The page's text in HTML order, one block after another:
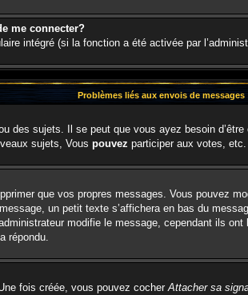
me connecter?
intégré (si la fonction a été activée par
Problèmes liés aux envois de messages
des sujets. Il se peut que vous ayez besoin
sujets, Vous pouvez participer aux votes, etc.
que vos propres messages. Vous pouvez
un petit texte s’affichera en bas du
modifie le message, cependant ils
répondu.
fois créée, vous pouvez cocherAttacher sa